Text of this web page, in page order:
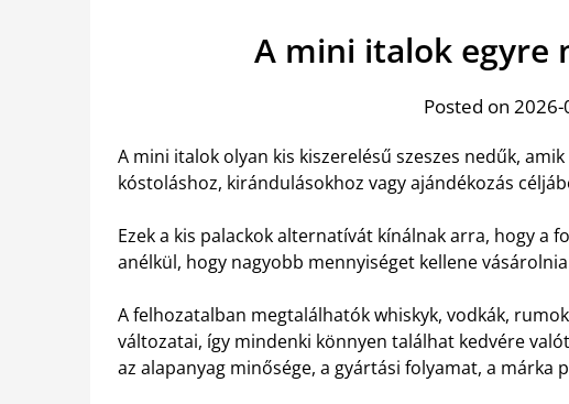
A mini italok egyre
Posted on
A mini italok olyan kis kiszerelésű szeszes nedűk,
kóstoláshoz, kirándulásokhoz vagy ajándékozás
Ezek a kis palackok alternatívát kínálnak arra, hogy a
anélkül, hogy nagyobb mennyiséget kellene
A felhozatalban megtalálhatók whiskyk, vodkák,
változatai, így mindenki könnyen találhat kedvére
az alapanyag minősége, a gyártási folyamat, a márka